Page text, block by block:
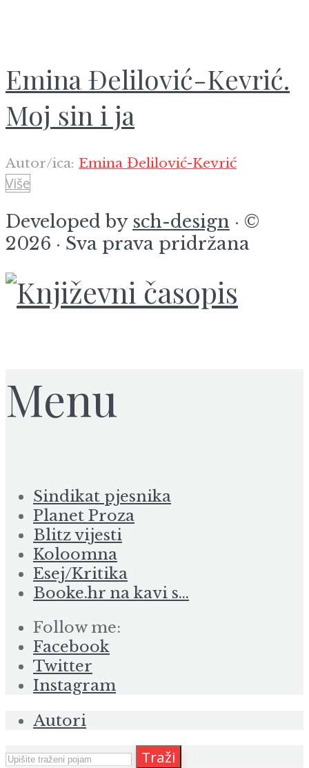
Emina Đelilović-Kevrić.
Moj sin i ja
Autor/ica: Emina Đelilović-Kevrić
Više
Developed by sch-design · ©
2026 · Sva prava pridržana
Menu
Sindikat pjesnika
Planet Proza
Blitz vijesti
Koloomna
Esej/Kritika
Booke.hr na kavi s…
Follow me:
Facebook
Twitter
Instagram
Autori
Traži